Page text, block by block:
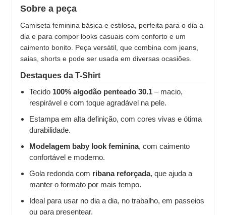
Sobre a peça
Camiseta feminina básica e estilosa, perfeita para o dia a
dia e para compor looks casuais com conforto e um
caimento bonito. Peça versátil, que combina com jeans,
saias, shorts e pode ser usada em diversas ocasiões.
Destaques da T-Shirt
Tecido 100% algodão penteado 30.1 – macio,
respirável e com toque agradável na pele.
Estampa em alta definição, com cores vivas e ótima
durabilidade.
Modelagem baby look feminina, com caimento
confortável e moderno.
Gola redonda com ribana reforçada, que ajuda a
manter o formato por mais tempo.
Ideal para usar no dia a dia, no trabalho, em passeios
ou para presentear.